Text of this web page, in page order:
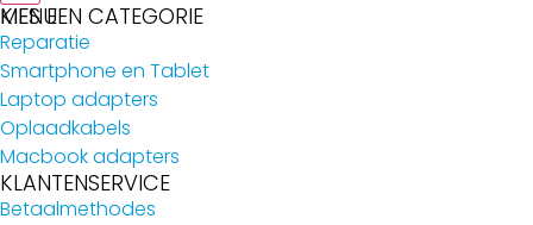
MENU
KIES EEN CATEGORIE
Reparatie
Smartphone en Tablet
Laptop adapters
Oplaadkabels
Macbook adapters
KLANTENSERVICE
Betaalmethodes